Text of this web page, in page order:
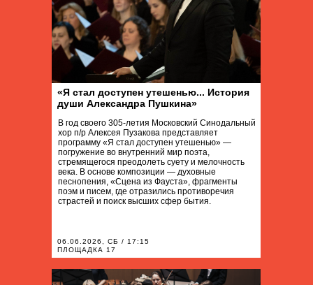
В год своего 305-летия Московский Синодальный
хор п/р Алексея Пузакова представляет
программу «Я стал доступен утешенью» —
погружение во внутренний мир поэта,
стремящегося преодолеть суету и мелочность
века. В основе композиции — духовные
песнопения, «Сцена из Фауста», фрагменты
поэм и писем, где отразились противоречия
страстей и поиск высших сфер бытия.
«Я стал доступен утешенью... История
души Александра Пушкина»
06.06.2026, СБ / 17:15
ПЛОЩАДКА 17